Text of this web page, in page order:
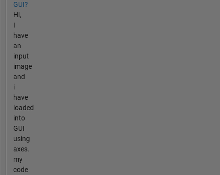
GUI?
Hi,
I
have
an
input
image
and
i
have
loaded
into
GUI
using
axes.
my
code